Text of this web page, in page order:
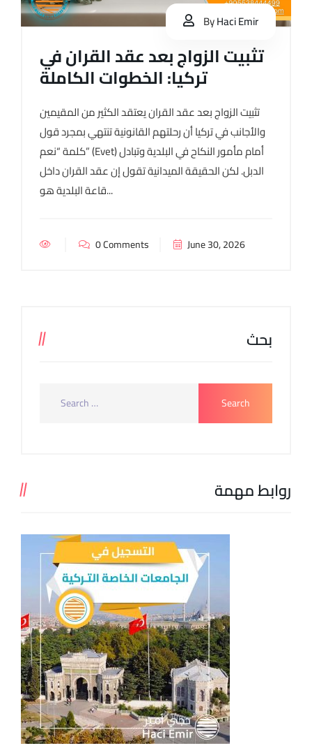
ByHaci Emir
تثبيت الزواج بعد عقد القران في
تركيا: الخطوات الكاملة
تثبيت الزواج بعد عقد القران يعتقد الكثير من المقيمين
والأجانب في تركيا أن رحلتهم القانونية تنتهي بمجرد قول
كلمة “نعم” (Evet) أمام مأمور النكاح في البلدية وتبادل
الدبل. لكن الحقيقة الميدانية تقول إن عقد القران داخل
قاعة البلدية هو...
0 Comments June 30, 2026
بحث
روابط مهمة